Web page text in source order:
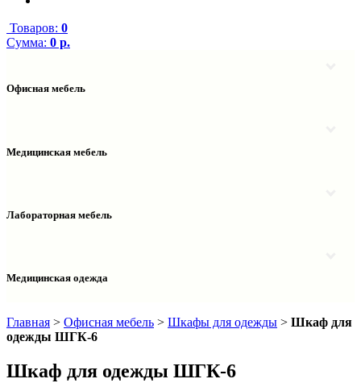
Товаров: 0
Сумма: 0 р.
Офисная мебель
Надстройки
Столы рабочие
Шкафы колонки
Медицинская мебель
Шкафы колонки медицинские
Лабораторная мебель
Тумбы мойки лабораторные
Медицинская одежда
Главная > Офисная мебель > Шкафы для одежды > Шкаф для
одежды ШГК-6
Шкаф для одежды ШГК-6